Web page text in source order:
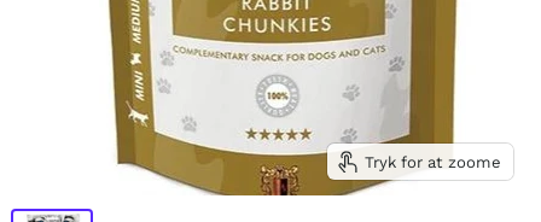
Tryk for at zoome